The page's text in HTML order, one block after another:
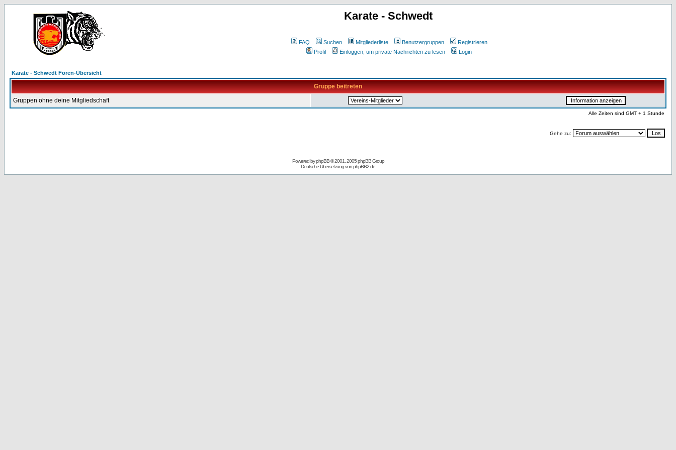
Karate - Schwedt
FAQ Suchen Mitgliederliste Benutzergruppen
Registrieren
Profil
Einloggen, um private Nachrichten zu lesen Login
Karate - Schwedt Foren-Übersicht
Gruppe beitreten
Gruppen ohne deine Mitgliedschaft
Alle Zeiten sind GMT + 1 Stunde
Gehe zu:
Powered byphpBB© 2001, 2005 phpBB Group
Deutsche Übersetzung vonphpBB2.de